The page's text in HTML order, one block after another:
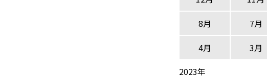
8月
7月
4月
3月
2023年